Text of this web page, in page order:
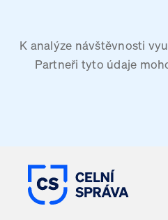
K analýze návštěvnosti
Partneři tyto údaje